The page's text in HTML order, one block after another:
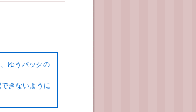
ゆうパックの
きないように